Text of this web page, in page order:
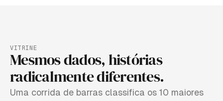
VITRINE
Mesmos dados, histórias
radicalmente diferentes.
Uma corrida de barras classifica os 10 maiores